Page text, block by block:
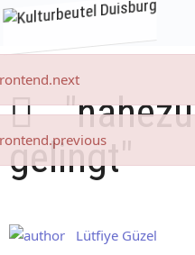
gelingt"
Lütfiye Güzel